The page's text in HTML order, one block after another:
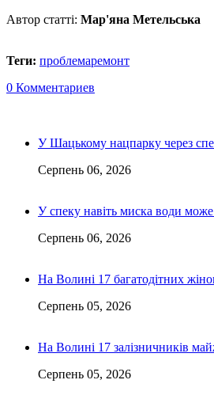
Автор статті: Мар'яна Метельська
Теги: проблемаремонт
0 Комментариев
У Шацькому нацпарку через
Серпень 06, 2026
У спеку навіть миска води
Серпень 06, 2026
На Волині 17 багатодітних
Серпень 05, 2026
На Волині 17 залізничників
Серпень 05, 2026